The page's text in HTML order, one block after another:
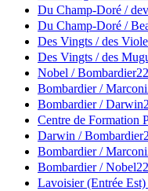
Du Champ-Doré /
Du Champ-Doré /
Des Vingts / des
Des Vingts / des
Nobel / Bombardier
Bombardier / Marconi
Bombardier / Darwin
Centre de Formation
Darwin / Bombardier
Bombardier / Marconi
Bombardier / Nobel
Lavoisier (Entrée